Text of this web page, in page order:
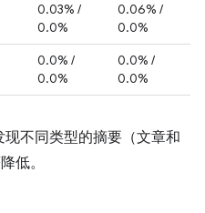
0.03% /
0.0%
0.06% /
0.0%
0.0% /
0.0%
0.0% /
0.0%
不同类型的摘要（文章和
低。